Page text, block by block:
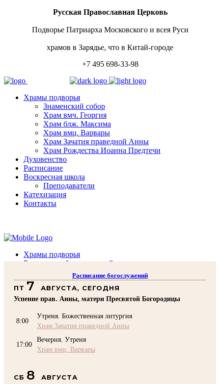
Русская Православная Церковь
Подворье Патриарха Московского и всея Руси
храмов в Зарядье, что в Китай-городе
+7 495 698-33-98
Храмы подворья
Знаменский собор
Храм вмч. Георгия
Храм блж. Максима
Храм вмц. Варвары
Храм Зачатия праведной Анны
Храм Рождества Иоанна Предтечи
Духовенство
Расписание
Воскресная школа
Преподаватели
Катехизация
Контакты
Храмы подворья
Расписание богослужений
Воскресная школа
Преподаватели Воскресной школы
Катехизация
Помочь Подворью
Расписание богослужений
ПТ 7 АВГУСТА, СЕГОДНЯ
Успение прав. Анны, матери Пресвятой Богородицы
8:00
Утреня. Божественная литургия
Храм Зачатия праведной Анны
17:00
Вечерня. Утреня
Храм вмц. Варвары
СБ 8 АВГУСТА